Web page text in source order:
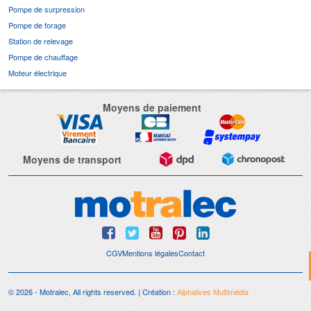
Pompe de surpression
Pompe de forage
Station de relevage
Pompe de chauffage
Moteur électrique
Moyens de paiement
Moyens de transport
CGVMentions légalesContact
© 2026 - Motralec, All rights reserved. | Création :Alphalives Multimédia